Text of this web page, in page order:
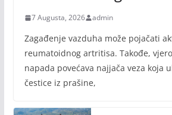
7 Augusta, 2026 admin
Zagađenje vazduha može pojačati
reumatoidnog artritisa. Takođe,
napada povećava najjača veza koja
čestice iz prašine,